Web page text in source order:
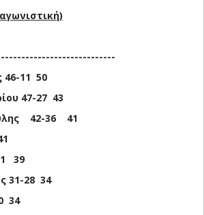
46-11 50
47-27 43
42-36 41
39
31-28 34
34